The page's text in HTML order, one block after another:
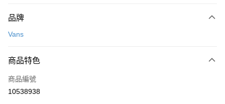
台灣樂天信用卡公司
【關於「AFTEE先享後付」】
便利好安心！
３．安心：先確認商品／服務後，再付款。
【「AFTEE先享後付」結帳流程】
１．於結帳方式選擇「AFTEE先享後付」後，將跳轉至「AFTEE先享後付」
每筆NT$100，滿NT$1,500(含以上)免運費
宅配
每筆NT$100，滿NT$1,500(含以上)免運費
品牌
Vans
商品特色
商品編號
10538938